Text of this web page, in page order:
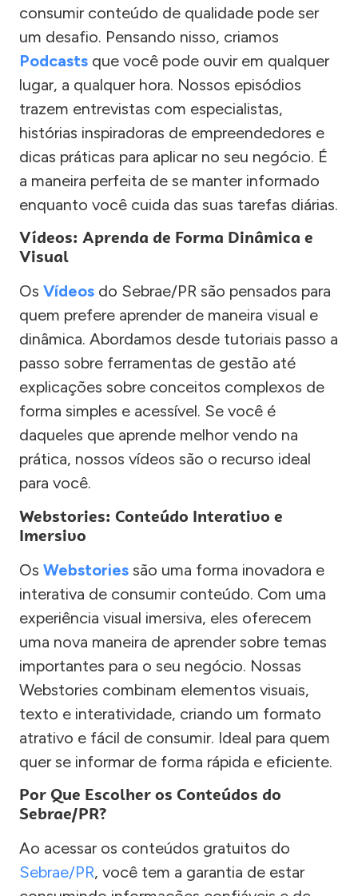
consumir conteúdo de qualidade pode ser
um desafio. Pensando nisso, criamos
Podcasts que você pode ouvir em qualquer
lugar, a qualquer hora. Nossos episódios
trazem entrevistas com especialistas,
histórias inspiradoras de empreendedores e
dicas práticas para aplicar no seu negócio. É
a maneira perfeita de se manter informado
enquanto você cuida das suas tarefas diárias.
Vídeos: Aprenda de Forma Dinâmica e
Visual
Os Vídeos do Sebrae/PR são pensados para
quem prefere aprender de maneira visual e
dinâmica. Abordamos desde tutoriais passo a
passo sobre ferramentas de gestão até
explicações sobre conceitos complexos de
forma simples e acessível. Se você é
daqueles que aprende melhor vendo na
prática, nossos vídeos são o recurso ideal
para você.
Webstories: Conteúdo Interativo e
Imersivo
Os Webstories são uma forma inovadora e
interativa de consumir conteúdo. Com uma
experiência visual imersiva, eles oferecem
uma nova maneira de aprender sobre temas
importantes para o seu negócio. Nossas
Webstories combinam elementos visuais,
texto e interatividade, criando um formato
atrativo e fácil de consumir. Ideal para quem
quer se informar de forma rápida e eficiente.
Por Que Escolher os Conteúdos do
Sebrae/PR?
Ao acessar os conteúdos gratuitos do
Sebrae/PR, você tem a garantia de estar